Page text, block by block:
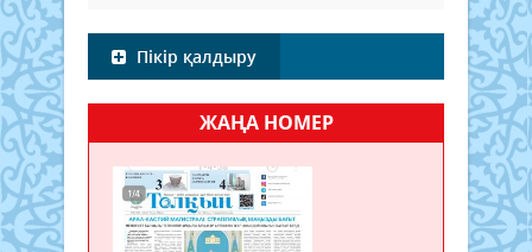
Пікір қалдыру
ЖАҢА НОМЕР